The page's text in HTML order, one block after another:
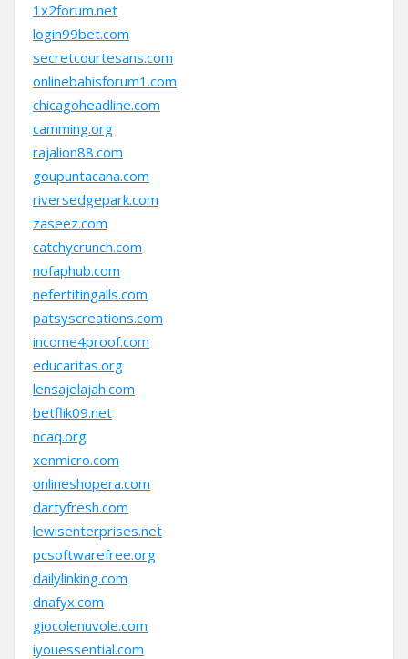
1x2forum.net
login99bet.com
secretcourtesans.com
onlinebahisforum1.com
chicagoheadline.com
camming.org
rajalion88.com
goupuntacana.com
riversedgepark.com
zaseez.com
catchycrunch.com
nofaphub.com
nefertitingalls.com
patsyscreations.com
income4proof.com
educaritas.org
lensajelajah.com
betflik09.net
ncaq.org
xenmicro.com
onlineshopera.com
dartyfresh.com
lewisenterprises.net
pcsoftwarefree.org
dailylinking.com
dnafyx.com
giocolenuvole.com
iyouessential.com